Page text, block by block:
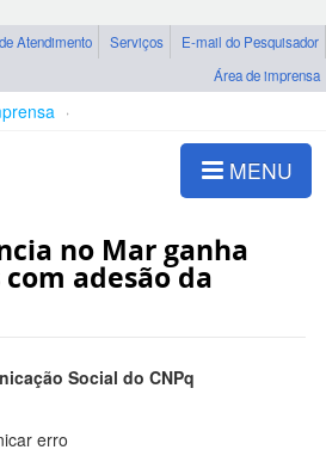
Atendimento Serviços
E-mail do Pesquisador
Área de imprensa
MENU
no Mar ganha
adesão da
Social do CNPq
erro